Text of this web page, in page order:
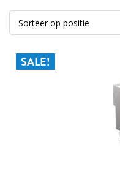
SALE!